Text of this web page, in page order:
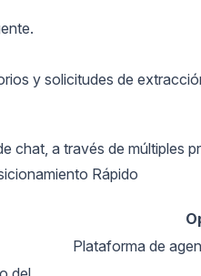
y solicitudes de
chat, a través de múltiples
Rápido
Plataforma de